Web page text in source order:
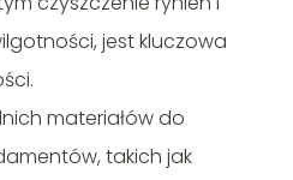
jest kluczowa
materiałów do
takich jak